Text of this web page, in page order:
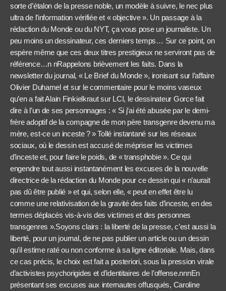
sorte d’étalon de la presse noble, un modèle à suivre, le nec plus
ultra de l’information vérifiée et « objective ». Un passage à la
rédaction du Monde ou du NYT, ça vous pose un journaliste. Un
peu moins un dessinateur, ces derniers temps… Sur ce point, on
espère même que ces deux titres prestigieux ne serviront pas de
référence…n nRappelons brièvement les faits. Dans la
newsletter du journal, « Le Brief du Monde », ironisant sur l’affaire
Olivier Duhamel et sur le commentaire pour le moins vaseux
qu’en a fait Alain Finkielkraut sur LCI, le dessinateur Gorce fait
dire à l’un de ses personnages : « Si j’ai été abusée par le demi-
frère adoptif de la compagne de mon père transgenre devenu ma
mère, est-ce un inceste ? » Tollé instantané sur les réseaux
sociaux, où le dessin est accusé de mépriser les victimes
d’inceste et, pour faire le poids, de « transphobie ». Ce qui
engendre tout aussi instantanément les excuses de la nouvelle
directrice de la rédaction du Monde pour ce dessin qui « n’aurait
pas dû être publié » et qui, selon elle, « peut en effet être lu
comme une relativisation de la gravité des faits d’inceste, en des
termes déplacés vis-à-vis des victimes et des personnes
transgenres ».Soyons clairs : la li­ber­té de la presse, c’est aussi la
liberté, pour un journal, de ne pas publier un article ou un dessin
qu’il estime raté ou non conforme à sa ligne éditoriale. Mais, dans
ce cas précis, le choix est fait a posteriori, sous la pression virale
d’activistes psychorigides et d’identitaires de l’offense.nnnEn
présentant ses excuses aux internautes offusqués, Caroline